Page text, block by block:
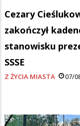
Cezary
zakończył
stanowisku
SSSE
Z ŻYCIA MIASTA 07/